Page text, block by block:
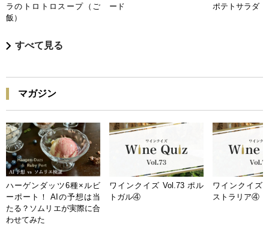
ラのトロトロスープ（ご
飯）
ード
ポテトサラダ
すべて見る
マガジン
ハーゲンダッツ6種×ルビ
ーポート！ AIの予想は当
たる？ソムリエが実際に合
わせてみた
ワインクイズ Vol.73 ポル
トガル④
ワインクイズ
ストラリア④